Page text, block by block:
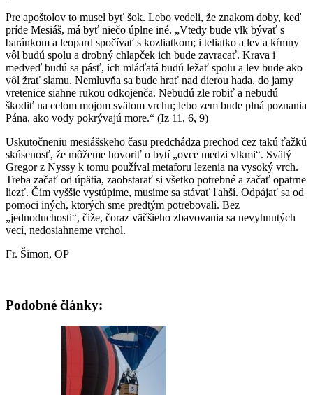
Pre apoštolov to musel byť šok. Lebo vedeli, že znakom doby, keď
príde Mesiáš, má byť niečo úplne iné. „Vtedy bude vlk bývať s
baránkom a leopard spočívať s kozliatkom; i teliatko a lev a kŕmny
vôl budú spolu a drobný chlapček ich bude zavracať. Krava i
medveď budú sa pásť, ich mláďatá budú ležať spolu a lev bude ako
vôl žrať slamu. Nemluvňa sa bude hrať nad dierou hada, do jamy
vretenice siahne rukou odkojenča. Nebudú zle robiť a nebudú
škodiť na celom mojom svätom vrchu; lebo zem bude plná poznania
Pána, ako vody pokrývajú more.“ (Iz 11, 6, 9)
Uskutočneniu mesiášskeho času predchádza prechod cez takú ťažkú
skúsenosť, že môžeme hovoriť o bytí „ovce medzi vlkmi“. Svätý
Gregor z Nyssy k tomu používal metaforu lezenia na vysoký vrch.
Treba začať od úpätia, zaobstarať si všetko potrebné a začať opatrne
liezť. Čím vyššie vystúpime, musíme sa stávať ľahší. Odpájať sa od
pomoci iných, ktorých sme predtým potrebovali. Bez
„jednoduchosti“, čiže, čoraz väčšieho zbavovania sa nevyhnutých
vecí, nedosiahneme vrchol.
Fr. Šimon, OP
Podobné články: